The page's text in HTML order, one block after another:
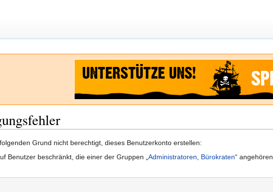
Grund nicht berechtigt, dieses Benutzerkonto erstellen:
Benutzer beschränkt, die einer der Gruppen „ Administratoren Bürokraten“ angehören.